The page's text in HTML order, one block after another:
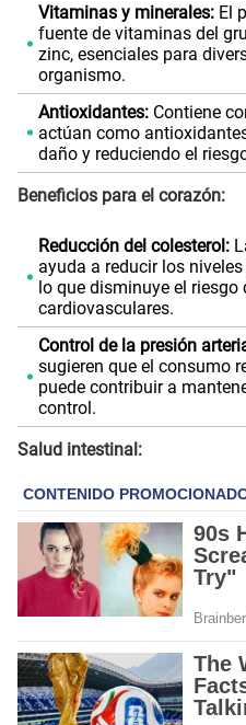
Vitaminas y minerales:El
fuente de vitaminas del
zinc, esenciales para
organismo.
Antioxidantes:Contiene
actúan como
daño y reduciendo el
Beneficios para el corazón:
Reducción del colesterol:
ayuda a reducir los
lo que disminuye el riesgo
cardiovasculares.
Control de la presión
sugieren que el consumo
puede contribuir a
control.
Salud intestinal: